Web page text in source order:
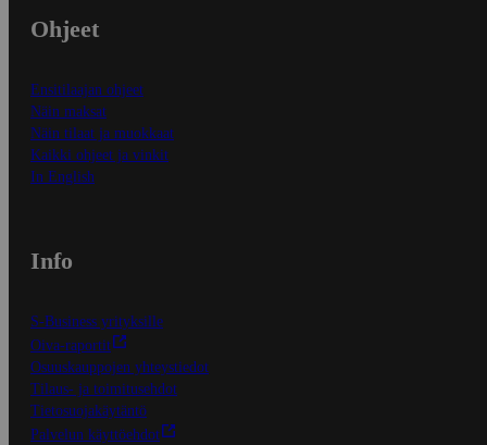
Ohjeet
Ensitilaajan ohjeet
Näin maksat
Näin tilaat ja muokkaat
Kaikki ohjeet ja vinkit
In English
Info
S-Business yrityksille
Oiva-raportit
Osuuskauppojen yhteystiedot
Tilaus- ja toimitusehdot
Tietosuojakäytäntö
Palvelun käyttöehdot